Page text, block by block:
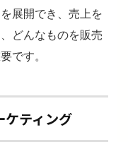
展開でき、売上を
どんなものを販売
です。
ケティング